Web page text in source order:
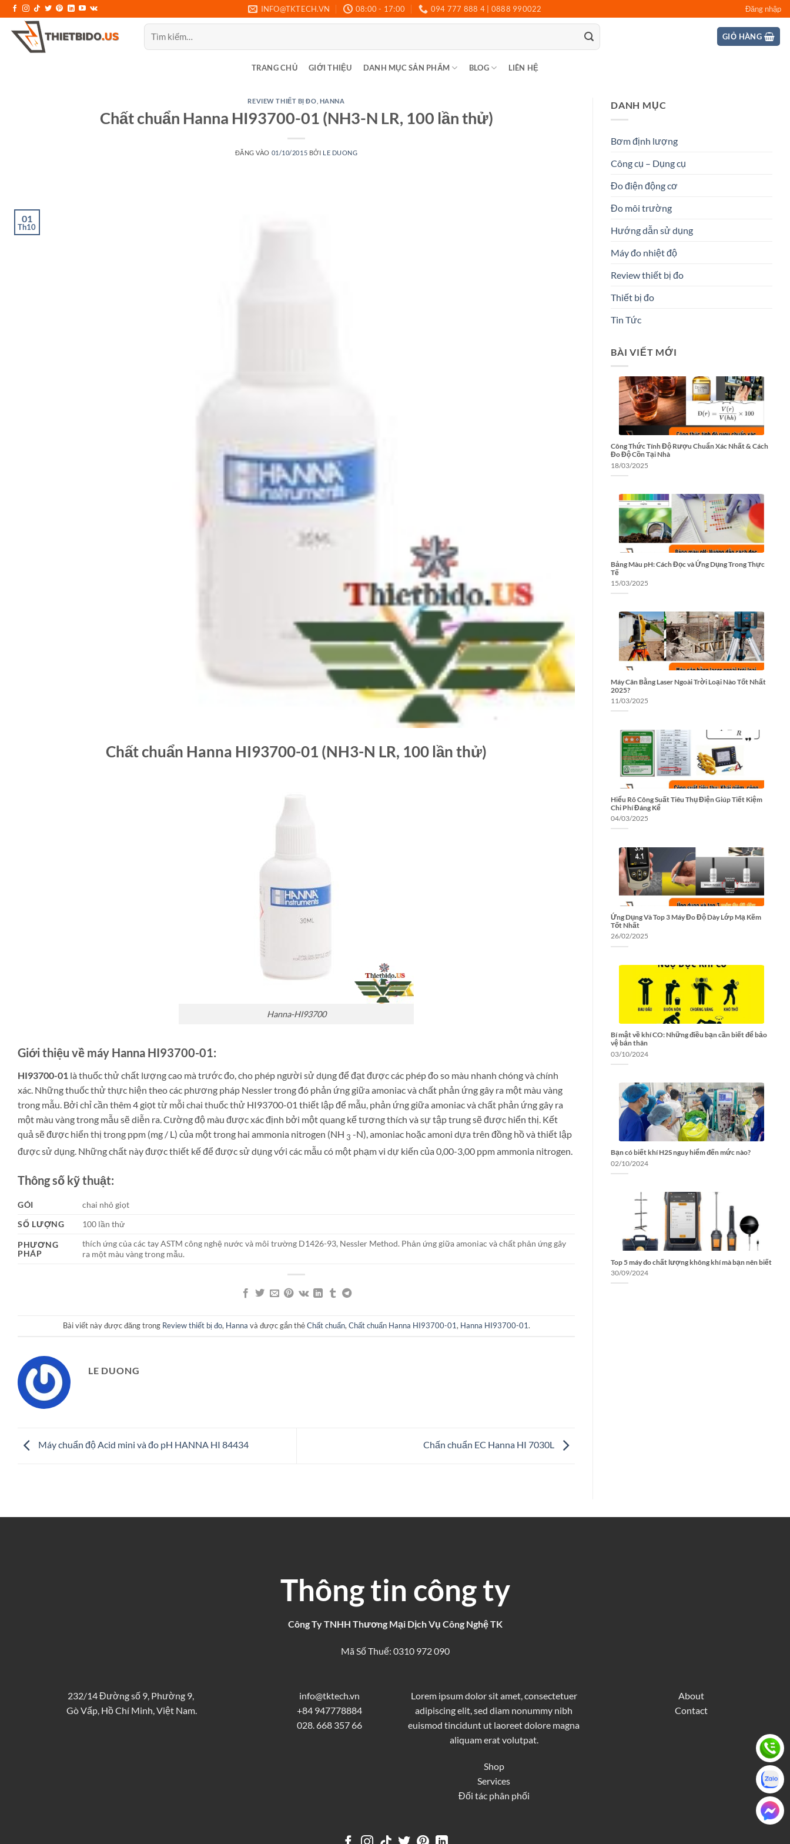
qua
nội
INFO@TKTECH.VN 08:00 - 17:00 094 777 888 4 | 0888 990022 Đăng nhập
Tìm
kiếm:
GIỎ HÀNG
TRANG CHỦ GIỚI THIỆU DANH MỤC SẢN PHẨM BLOG LIÊN HỆ
REVIEW THIẾT BỊ ĐO HANNA
Chất chuẩn Hanna HI93700-01 (NH3-N LR, 100 lần thử)
ĐĂNG VÀO 01/10/2015 BỞI LE DUONG
01
Th10
Chất chuẩn Hanna HI93700-01 (NH3-N LR, 100 lần thử)
Hanna-HI93700
Giới thiệu về máy Hanna HI93700-01:
HI93700-01 là thuốc thử chất lượng cao mà trước đo, cho phép người sử dụng để đạt được các phép đo so màu nhanh chóng và chính
xác. Những thuốc thử thực hiện theo các phương pháp Nessler trong đó phản ứng giữa amoniac và chất phản ứng gây ra một màu vàng
trong mẫu. Bởi chỉ cần thêm 4 giọt từ mỗi chai thuốc thử HI93700-01 thiết lập để mẫu, phản ứng giữa amoniac và chất phản ứng gây ra
một màu vàng trong mẫu sẽ diễn ra. Cường độ màu được xác định bởi một quang kế tương thích và sự tập trung sẽ được hiển thị. Kết
quả sẽ được hiển thị trong ppm (mg / L) của một trong hai ammonia nitrogen (NH 3 -N), amoniac hoặc amoni dựa trên đồng hồ và thiết lập
được sử dụng. Những chất này được thiết kế để được sử dụng với các mẫu có một phạm vi dự kiến của 0,00-3,00 ppm ammonia nitrogen.
Thông số kỹ thuật:
GÓI
chai nhỏ giọt
SỐ LƯỢNG
100 lần thử
PHƯƠNG
PHÁP
thích ứng của các tay ASTM công nghệ nước và môi trường D1426-93, Nessler Method. Phản ứng giữa amoniac và chất phản ứng gây
ra một màu vàng trong mẫu.
Bài viết này được đăng trong Review thiết bị đo, Hanna và được gắn thẻChất chuẩn,Chất chuẩn Hanna HI93700-01, Hanna HI93700-01.
LE DUONG
Máy chuẩn độ Acid mini và đo pH HANNA HI 84434 Chấn chuẩn EC Hanna HI 7030L
DANH MỤC
Bơm định lượng
Công cụ – Dụng cụ
Đo điện động cơ
Đo môi trường
Hướng dẫn sử dụng
Máy đo nhiệt độ
Review thiết bị đo
Thiết bị đo
Tin Tức
BÀI VIẾT MỚI
Công Thức Tính Độ Rượu Chuẩn Xác Nhất & Cách
Đo Độ Cồn Tại Nhà
18/03/2025
Bảng Màu pH: Cách Đọc và Ứng Dụng Trong Thực
Tế
15/03/2025
Máy Cân Bằng Laser Ngoài Trời Loại Nào Tốt Nhất
2025?
11/03/2025
Hiểu Rõ Công Suất Tiêu Thụ Điện Giúp Tiết Kiệm
Chi Phí Đáng Kể
04/03/2025
Ứng Dụng Và Top 3 Máy Đo Độ Dày Lớp Mạ Kẽm
Tốt Nhất
26/02/2025
Bí mật về khí CO: Những điều bạn cần biết để bảo
vệ bản thân
03/10/2024
Bạn có biết khí H2S nguy hiểm đến mức nào?
02/10/2024
Top 5 máy đo chất lượng không khí mà bạn nên biết
30/09/2024
Thông tin công ty
Công Ty TNHH Thương Mại Dịch Vụ Công Nghệ TK
Mã Số Thuế: 0310 972 090
232/14 Đường số 9, Phường 9,
Gò Vấp, Hồ Chí Minh, Việt Nam.
info@tktech.vn
+84 947778884
028. 668 357 66
Lorem ipsum dolor sit amet, consectetuer
adipiscing elit, sed diam nonummy nibh
euismod tincidunt ut laoreet dolore magna
aliquam erat volutpat.
Shop
Services
Đối tác phân phối
About
Contact